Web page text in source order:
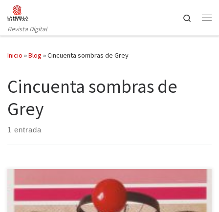
Saltar al contenido
Revista Digital
Search
Inicio »Blog »Cincuenta sombras de Grey
Cincuenta sombras de
Grey
1 entrada
Cincuenta sombras de Grey ha sido nombrada y renombrada,